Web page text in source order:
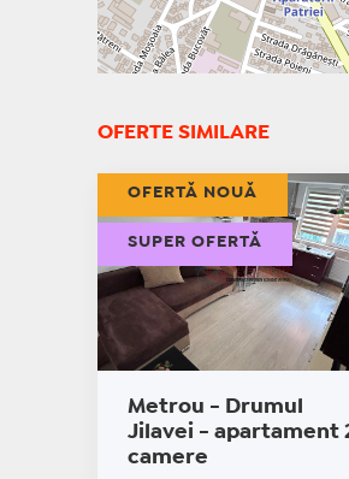
OFERTE SIMILARE
Metrou - Drumul
Jilavei - apartament
camere
OFERTĂ NOUĂ
SUPER OFERTĂ